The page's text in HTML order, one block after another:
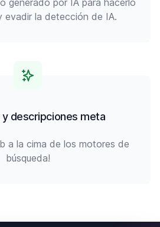
generado por IA para hacerlo
evadir la detección de IA.
y descripciones meta
a la cima de los motores de
búsqueda!